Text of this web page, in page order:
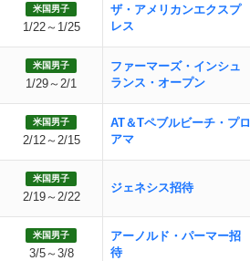
米国男子
1/22～1/25
ザ・アメリカンエクスプ
レス
米国男子
1/29～2/1
ファーマーズ・インシュ
ランス・オープン
米国男子
2/12～2/15
AT＆Tペブルビーチ・プロ
アマ
米国男子
2/19～2/22
ジェネシス招待
米国男子
3/5～3/8
アーノルド・パーマー招
待